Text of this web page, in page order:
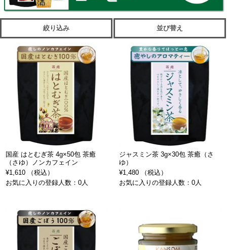
絞り込み 並び替え
国産 はとむぎ茶 4g×50包 茶癒
（さゆ）ノンカフェイン
¥1,610 （税込）
お気に入りの登録人数：0人
ジャスミン茶 3g×30包 茶癒（さ
ゆ）
¥1,480 （税込）
お気に入りの登録人数：0人